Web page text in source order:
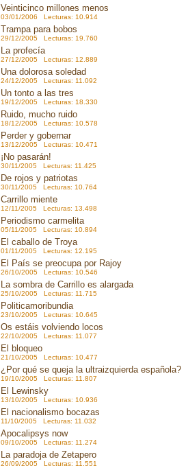
Veinticinco millones menos
03/01/2006 Lecturas: 10.914
Trampa para bobos
29/12/2005 Lecturas: 19.760
La profecía
27/12/2005 Lecturas: 12.889
Una dolorosa soledad
24/12/2005 Lecturas: 11.092
Un tonto a las tres
19/12/2005 Lecturas: 18.330
Ruido, mucho ruido
18/12/2005 Lecturas: 10.578
Perder y gobernar
13/12/2005 Lecturas: 10.471
¡No pasarán!
30/11/2005 Lecturas: 11.425
De rojos y patriotas
30/11/2005 Lecturas: 10.764
Carrillo miente
12/11/2005 Lecturas: 13.498
Periodismo carmelita
05/11/2005 Lecturas: 10.894
El caballo de Troya
01/11/2005 Lecturas: 12.195
El País se preocupa por Rajoy
26/10/2005 Lecturas: 10.546
La sombra de Carrillo es alargada
25/10/2005 Lecturas: 11.715
Politicamoribundia
23/10/2005 Lecturas: 10.645
Os estáis volviendo locos
22/10/2005 Lecturas: 11.077
El bloqueo
21/10/2005 Lecturas: 10.477
¿Por qué se queja la ultraizquierda española?
19/10/2005 Lecturas: 11.807
El Lewinsky
13/10/2005 Lecturas: 10.936
El nacionalismo bocazas
11/10/2005 Lecturas: 11.032
Apocalipsys now
09/10/2005 Lecturas: 11.274
La paradoja de Zetapero
26/09/2005 Lecturas: 11.551